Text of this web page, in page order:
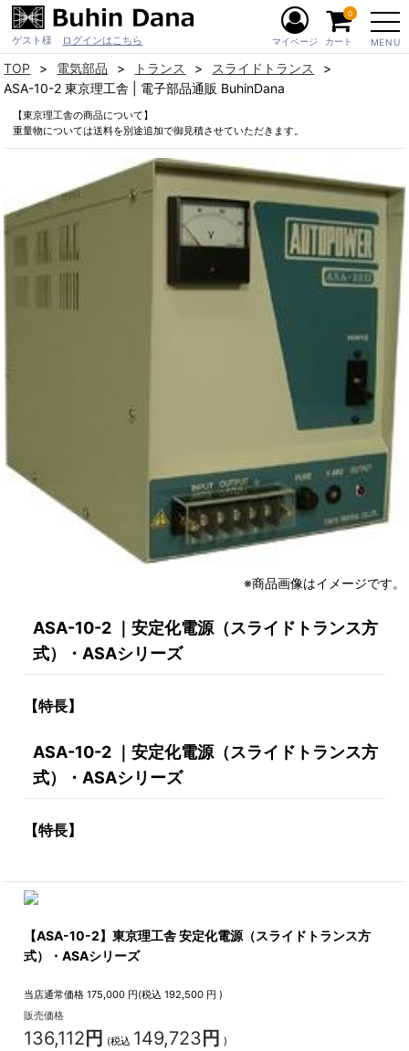
ゲスト様 ログインはこちら MENU
マイページ カート
0
TOP 電気部品 トランス
スライドトランス
ASA-10-2 東京理工舎 | 電子部品通販 BuhinDana
【東京理工舎の商品について】
重量物については送料を別途追加で御見積させていただきます。
※商品画像はイメージです。
ASA-10-2 ｜安定化電源（スライドトランス方
式）・ASAシリーズ
【特長】
ASA-10-2 ｜安定化電源（スライドトランス方
式）・ASAシリーズ
【特長】
【ASA-10-2】東京理工舎 安定化電源（スライドトランス方
式）・ASAシリーズ
当店通常価格 175,000 円(税込192,500 円 )
販売価格
136,112 円 (税込 149,723 円 )